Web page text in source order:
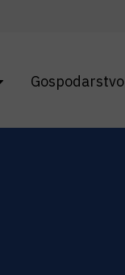
Gospodarstvo